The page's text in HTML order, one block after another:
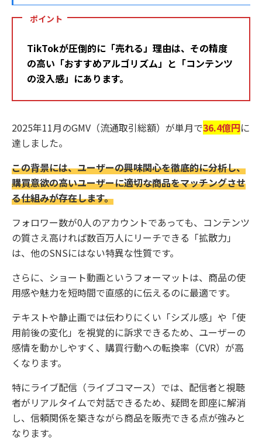
ポイント
TikTokが圧倒的に「売れる」理由は、その精度
の高い「おすすめアルゴリズム」と「コンテンツ
の没入感」にあります。
2025年11月のGMV（流通取引総額）が単月で36.4億円に
達しました。
この背景には、ユーザーの興味関心を徹底的に分析し、
購買意欲の高いユーザーに適切な商品をマッチングさせ
る仕組みが存在します。
フォロワー数が0人のアカウントであっても、コンテンツ
の質さえ高ければ数百万人にリーチできる「拡散力」
は、他のSNSにはない特異な性質です。
さらに、ショート動画というフォーマットは、商品の使
用感や魅力を短時間で直感的に伝えるのに最適です。
テキストや静止画では伝わりにくい「シズル感」や「使
用前後の変化」を視覚的に訴求できるため、ユーザーの
感情を動かしやすく、購買行動への転換率（CVR）が高
くなります。
特にライブ配信（ライブコマース）では、配信者と視聴
者がリアルタイムで対話できるため、疑問を即座に解消
し、信頼関係を築きながら商品を販売できる点が強みと
なります。